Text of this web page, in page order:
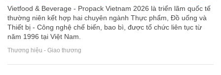
Vietfood & Beverage - Propack Vietnam 2026 là triển lãm quốc tế
thường niên kết hợp hai chuyên ngành Thực phẩm, Đồ uống và
Thiết bị - Công nghệ chế biến, bao bì, được tổ chức liên tục từ
năm 1996 tại Việt Nam.
Thương hiệu - Giao thương